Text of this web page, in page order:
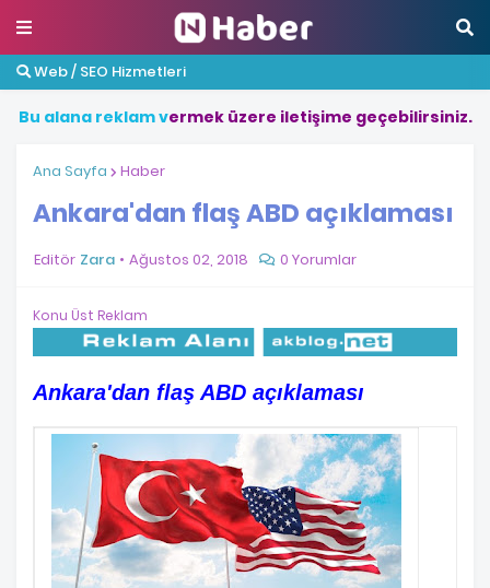
Web / SEO Hizmetleri
Bu alana reklamvermek üzere iletişime geçebilirsiniz.
Ana Sayfa Haber
Ankara'dan flaş ABD açıklaması
Editör Zara Ağustos 02, 2018 0 Yorumlar
Konu Üst Reklam
Ankara'dan flaş ABD açıklaması